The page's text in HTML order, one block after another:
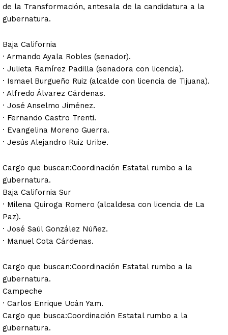
de la Transformación, antesala de la candidatura a la
gubernatura.
Baja California
· Armando Ayala Robles (senador).
· Julieta Ramírez Padilla (senadora con licencia).
· Ismael Burgueño Ruiz (alcalde con licencia de Tijuana).
· Alfredo Álvarez Cárdenas.
· José Anselmo Jiménez.
· Fernando Castro Trenti.
· Evangelina Moreno Guerra.
· Jesús Alejandro Ruiz Uribe.
Cargo que buscan:Coordinación Estatal rumbo a la
gubernatura.
Baja California Sur
· Milena Quiroga Romero (alcaldesa con licencia de La
Paz).
· José Saúl González Núñez.
· Manuel Cota Cárdenas.
Cargo que buscan:Coordinación Estatal rumbo a la
gubernatura.
Campeche
· Carlos Enrique Ucán Yam.
Cargo que busca:Coordinación Estatal rumbo a la
gubernatura.